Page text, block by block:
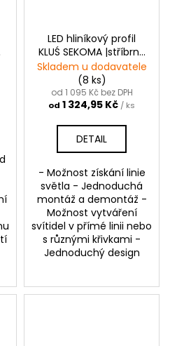
LED hliníkový profil
KLUŚ SEKOMA |stříbrná
anoda
Skladem u dodavatele
(8 ks)
od 1 095 Kč bez DPH
od 1 324,95 Kč / ks
DETAIL
- Možnost získání linie
světla - Jednoduchá
montáž a demontáž -
Možnost vytváření
svítidel v přímé linii nebo
s různými křivkami -
Jednoduchý design